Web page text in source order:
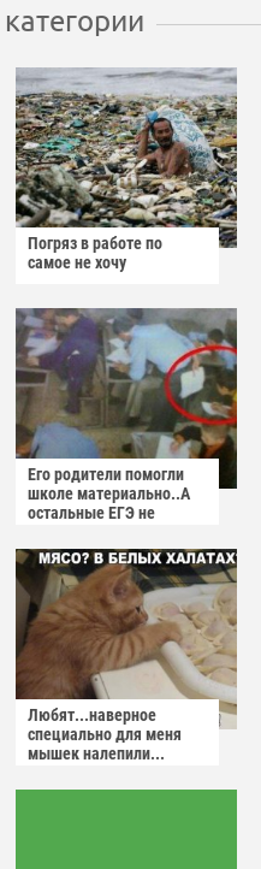
Погряз в работе по
самое не хочу
Его родители помогли
школе материально..А
остальные ЕГЭ не
Любят...наверное
специально для меня
мышек налепили...